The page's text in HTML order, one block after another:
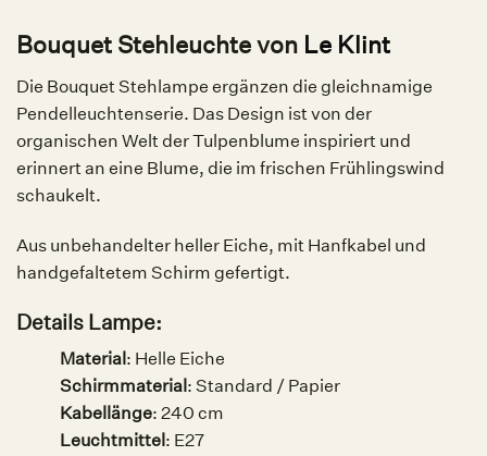
Bouquet Stehleuchte von Le Klint
Die Bouquet Stehlampe ergänzen die gleichnamige
Pendelleuchtenserie. Das Design ist von der
organischen Welt der Tulpenblume inspiriert und
erinnert an eine Blume, die im frischen Frühlingswind
schaukelt.
Aus unbehandelter heller Eiche, mit Hanfkabel und
handgefaltetem Schirm gefertigt.
Details Lampe:
Material: Helle Eiche
Schirmmaterial: Standard / Papier
Kabellänge: 240 cm
Leuchtmittel: E27